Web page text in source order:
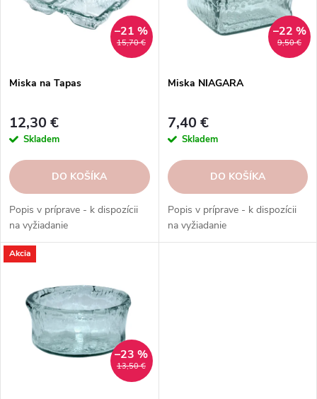
u
t
o
v
d
k
t
v
15,70 €
–21 %
Miska na Tapas
12,30 €
Skladem
DO KOŠÍKA
Popis v príprave - k dispozícii
na vyžiadanie
9,50 €
–22 %
Miska NIAGARA
7,40 €
Skladem
DO KOŠÍKA
Popis v príprave - k dispozícii
na vyžiadanie
Akcia
13,50 €
–23 %